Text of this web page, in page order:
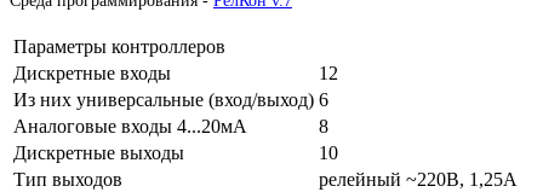
Параметры контроллеров
Дискретные входы
12
Из них универсальные (вход/выход) 6
Аналоговые входы 4...20мА
8
Дискретные выходы
10
Тип выходов
релейный ~220В, 1,25А